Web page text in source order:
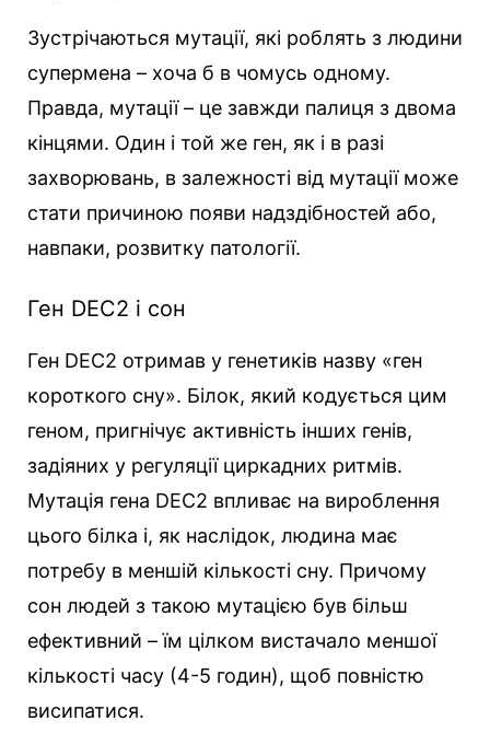
Зустрічаються мутації, які роблять з людини
супермена – хоча б в чомусь одному.
Правда, мутації – це завжди палиця з двома
кінцями. Один і той же ген, як і в разі
захворювань, в залежності від мутації може
стати причиною появи надздібностей або,
навпаки, розвитку патології.
Ген DEC2 і сон
Ген DEC2 отримав у генетиків назву «ген
короткого сну». Білок, який кодується цим
геном, пригнічує активність інших генів,
задіяних у регуляції циркадних ритмів.
Мутація гена DEC2 впливає на вироблення
цього білка і, як наслідок, людина має
потребу в меншій кількості сну. Причому
сон людей з такою мутацією був більш
ефективний – їм цілком вистачало меншої
кількості часу (4-5 годин), щоб повністю
висипатися.